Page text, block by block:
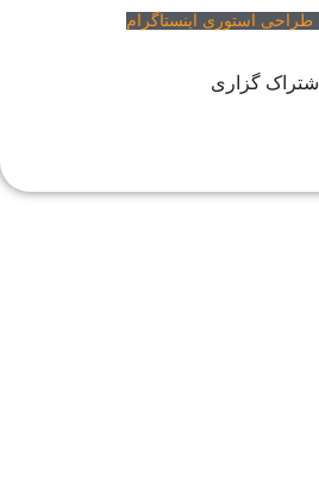
طراحی استوری اینستاگرام
اشتراک گزاری